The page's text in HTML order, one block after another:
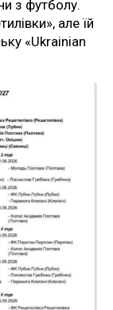
з футболу.
але їй
«Ukrainian